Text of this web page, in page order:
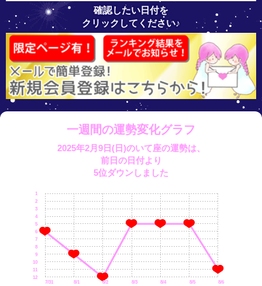
確認したい日付を
クリックしてください♪
一週間の運勢変化グラフ
2025年2月9日(日)のいて座の運勢は、
前日の日付より
5位ダウンしました
7/31 8/1 8/2 8/3 8/4 8/5 8/6
12
11
10
9
8
7
6
5
4
3
2
1